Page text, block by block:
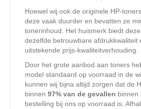
Hoewel wij ook de originele HP-
deze vaak duurder en bevatten ze
tonerinhoud. Het huismerk biedt
dezelfde betrouwbare afdrukkwaliteit
uitstekende prijs-kwaliteitverhouding.
Door het grote aanbod aan toners
model standaard op voorraad in de
kunnen wij bijna altijd zorgen dat de
binnen 97% van de gevallen binnen
bestelling bij ons op voorraad is.